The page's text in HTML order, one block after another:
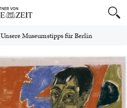
Unsere Museumstipps für Berlin